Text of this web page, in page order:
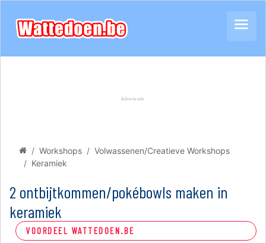
Workshops
Volwassenen/Creatieve Workshops
Keramiek
2 ontbijtkommen/pokébowls maken in
keramiek
VOORDEEL WATTEDOEN.BE